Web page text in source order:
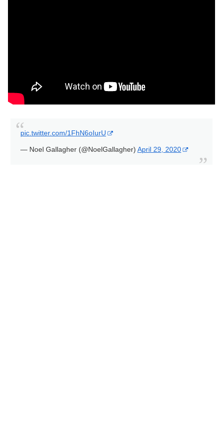
pic.twitter.com/1FhN6oIurU
— Noel Gallagher (@NoelGallagher) April 29, 2020